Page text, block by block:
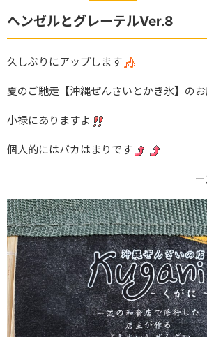
ヘンゼルとグレーテルVer.8
久しぶりにアップします
夏のご馳走【沖縄ぜんさいとかき氷】の
小禄にありますよ
個人的にはバカはまりです
ースィーツ